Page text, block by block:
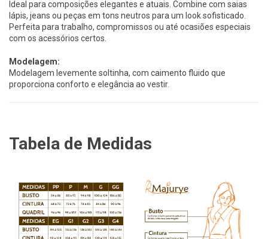
Ideal para composições elegantes e atuais. Combine com saias
lápis, jeans ou peças em tons neutros para um look sofisticado.
Perfeita para trabalho, compromissos ou até ocasiões especiais
com os acessórios certos.
Modelagem:
Modelagem levemente soltinha, com caimento fluido que
proporciona conforto e elegância ao vestir.
Tabela de Medidas